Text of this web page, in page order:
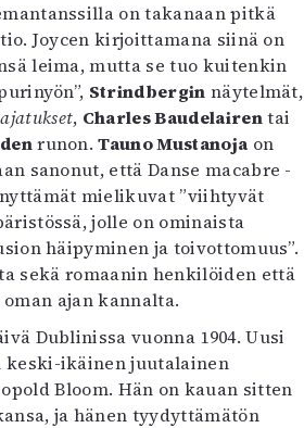
on takanaan pitkä
Joycen kirjoittamana siinä on
leima, mutta se tuo kuitenkin
Strindbergin näytelmät,
, Charles Baudelairentai
runon.Tauno Mustanoja on
sanonut, että Danse macabre -
mielikuvat ”viihtyvät
jolle on ominaista
häipyminen ja toivottomuus”.
sekä romaanin henkilöiden että
oman ajan kannalta.
Dublinissa vuonna 1904. Uusi
keski-ikäinen juutalainen
Bloom. Hän on kauan sitten
ja hänen tyydyttämätön